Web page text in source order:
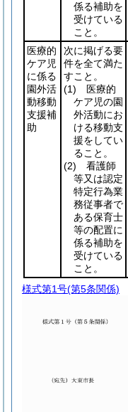
係る補助を
受けている
こと。
医療的
ケア児
に係る
園外活
動移動
支援補
助
次に掲げる要
件を全て満た
すこと。
(1) 医療的
ケア児の園
外活動にお
ける移動支
援をしてい
ること。
(2) 看護師
等又は認定
特定行為業
務従事者で
ある保育士
等の配置に
係る補助を
受けている
こと。
様式第1号(第5条関係)